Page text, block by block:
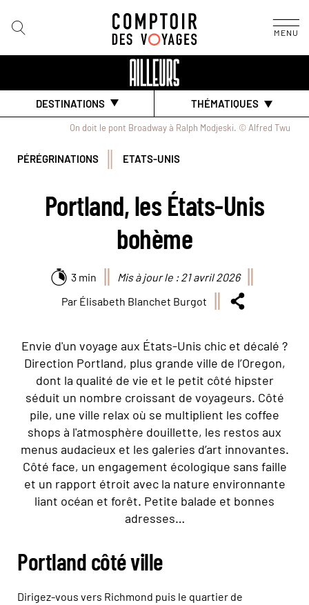
MENU
DESTINATIONS THÉMATIQUES
On doit le pont Broadway à Ralph Modjeski. © Alfred Twu
PÉRÉGRINATIONS ETATS-UNIS
Portland, les États-Unis
bohème
3 min
Mis à jour le : 21 avril 2026
Par Élisabeth Blanchet Burgot
Envie d'un voyage aux États-Unis chic et décalé ?
Direction Portland, plus grande ville de l’Oregon,
dont la qualité de vie et le petit côté hipster
séduit un nombre croissant de voyageurs. Côté
pile, une ville relax où se multiplient les coffee
shops à l'atmosphère douillette, les restos aux
menus audacieux et les galeries d’art innovantes.
Côté face, un engagement écologique sans faille
et un rapport étroit avec la nature environnante
liant océan et forêt. Petite balade et bonnes
adresses…
Portland côté ville
Dirigez-vous vers Richmond puis le quartier de